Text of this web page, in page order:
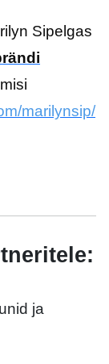
Sipelgas
marilynsip/
ja